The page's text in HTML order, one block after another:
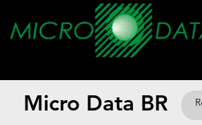
Micro Data BR